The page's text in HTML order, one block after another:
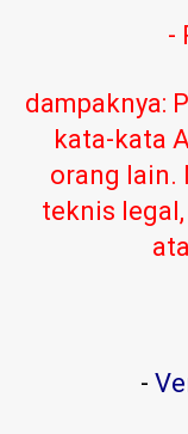
-
dampaknya:
kata-kata
orang lain.
teknis
-